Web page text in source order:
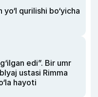
qurilishi bo‘yicha
edi”. Bir umr
ustasi Rimma
hayoti